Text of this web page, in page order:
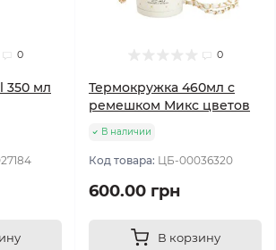
0
350 мл
0
Термокружка 460мл с
ремешком Микс цветов
В наличии
Код товара: ЦБ-00036320
600.00 грн
В корзину